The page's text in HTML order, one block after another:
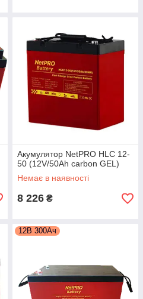
Акумулятор NetPRO HLC 12-
50 (12V/50Ah carbon GEL)
Немає в наявності
8 226 ₴
12В 300Ач